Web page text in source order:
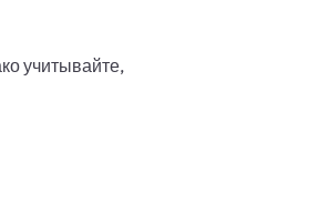
учитывайте,